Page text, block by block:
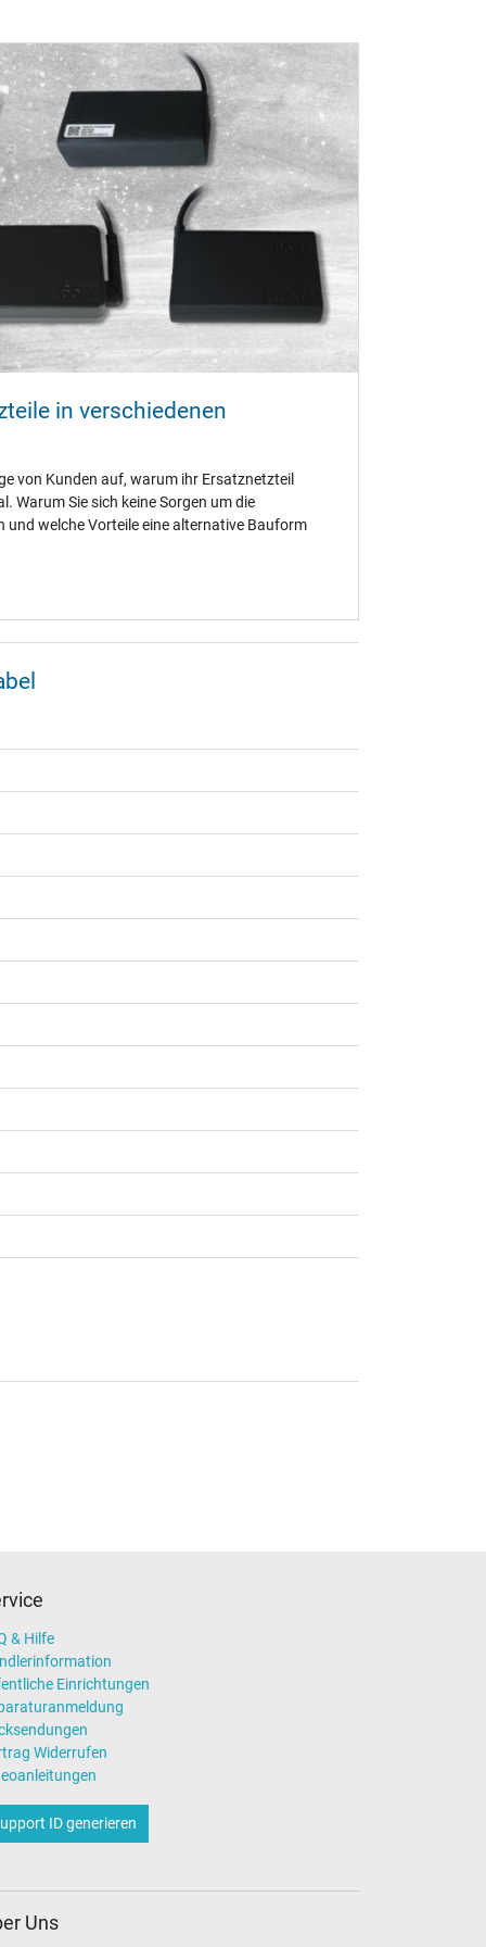
in verschiedenen
von Kunden auf, warum ihr Ersatznetzteil
Warum Sie sich keine Sorgen um die
welche Vorteile eine alternative Bauform
& Hilfe
Einrichtungen
Widerrufen
ID generieren
Uns